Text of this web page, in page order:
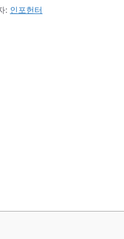
: 인포헌터